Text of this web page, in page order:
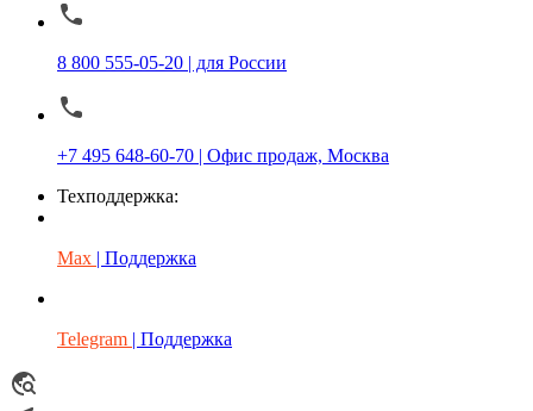
8 800 555-05-20 | для России
+7 495 648-60-70 | Офис продаж, Москва
Техподдержка:
Max | Поддержка
Telegram | Поддержка